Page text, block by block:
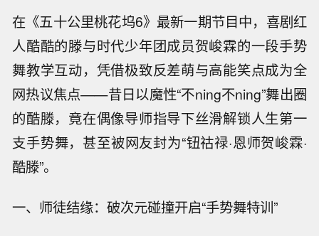
在《五十公里桃花坞6》最新一期节目中，喜剧红
人酷酷的滕与时代少年团成员贺峻霖的一段手势
舞教学互动，凭借极致反差萌与高能笑点成为全
网热议焦点——昔日以魔性“不ning不ning”舞出圈
的酷滕，竟在偶像导师指导下丝滑解锁人生第一
支手势舞，甚至被网友封为“钮祜禄·恩师贺峻霖·
酷滕”。
一、师徒结缘：破次元碰撞开启“手势舞特训”